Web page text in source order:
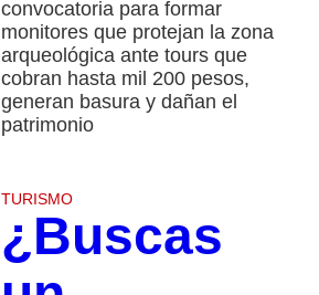
convocatoria para formar
monitores que protejan la zona
arqueológica ante tours que
cobran hasta mil 200 pesos,
generan basura y dañan el
patrimonio
TURISMO
¿Buscas